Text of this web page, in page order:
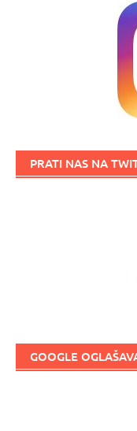
PRATI NAS NA
GOOGLE